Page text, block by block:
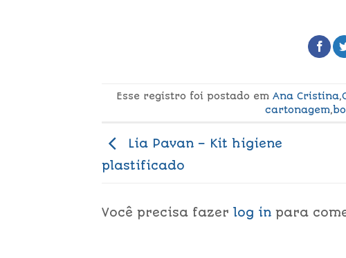
Esse registro foi postado emAna Cristina,
cartonagem,
Lia Pavan – Kit higiene
plastificado
Você precisa fazer log in para